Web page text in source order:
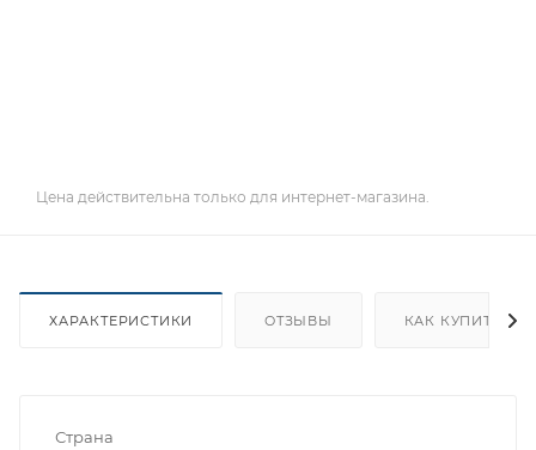
Цена действительна только для интернет-магазина.
ХАРАКТЕРИСТИКИ ОТЗЫВЫ КАК КУПИТЬ
Страна